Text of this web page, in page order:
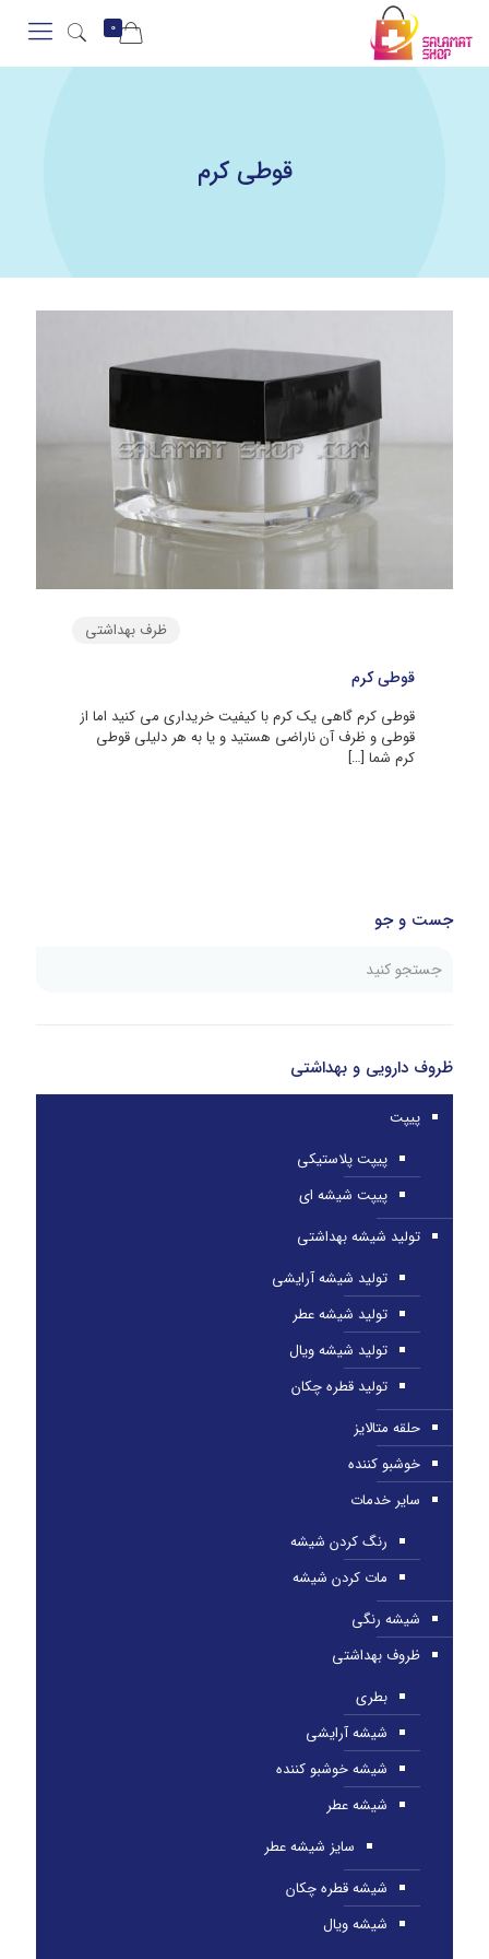
0
قوطی کرم
ظرف بهداشتی
قوطی کرم
قوطی کرم گاهی یک کرم با کیفیت خریداری می کنید اما از
قوطی و ظرف آن ناراضی هستید و یا به هر دلیلی قوطی
کرم شما […]
جست و جو
ظروف دارویی و بهداشتی
پیپت
پیپت پلاستیکی
پیپت شیشه ای
تولید شیشه بهداشتی
تولید شیشه آرایشی
تولید شیشه عطر
تولید شیشه ویال
تولید قطره چکان
حلقه متالایز
خوشبو کننده
سایر خدمات
رنگ کردن شیشه
مات کردن شیشه
شیشه رنگی
ظروف بهداشتی
بطری
شیشه آرایشی
شیشه خوشبو کننده
شیشه عطر
سایز شیشه عطر
شیشه قطره چکان
شیشه ویال